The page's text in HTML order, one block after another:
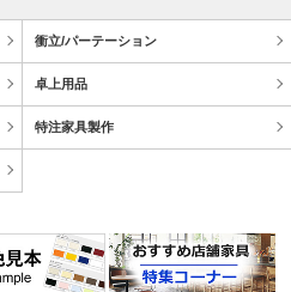
衝立/パーテーション
卓上用品
特注家具製作